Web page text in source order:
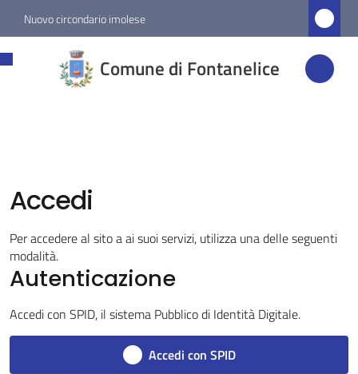
Vai al contenuto
Vai alla navigazione
Vai al footer
Nuovo circondario imolese
Comune di Fontanelice
Fontanelice
Novità
Menu selezionato
Servizi
Vivere
Accedi
Per accedere al sito a ai suoi servizi, utilizza una delle seguenti
modalità.
Autenticazione
Accedi con SPID, il sistema Pubblico di Identità Digitale.
Accedi con SPID